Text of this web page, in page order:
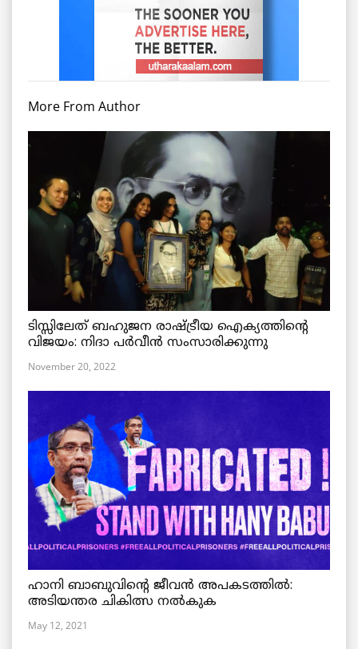
More From Author
ടിസ്സിലേത് ബഹുജന രാഷ്ട്രീയ ഐക്യത്തിന്റെ
വിജയം: നിദാ പർവീൻ സംസാരിക്കുന്നു
November 20, 2022
ഹാനി ബാബുവിന്റെ ജീവൻ അപകടത്തിൽ:
അടിയന്തര ചികിത്സ നൽകുക
May 12, 2021